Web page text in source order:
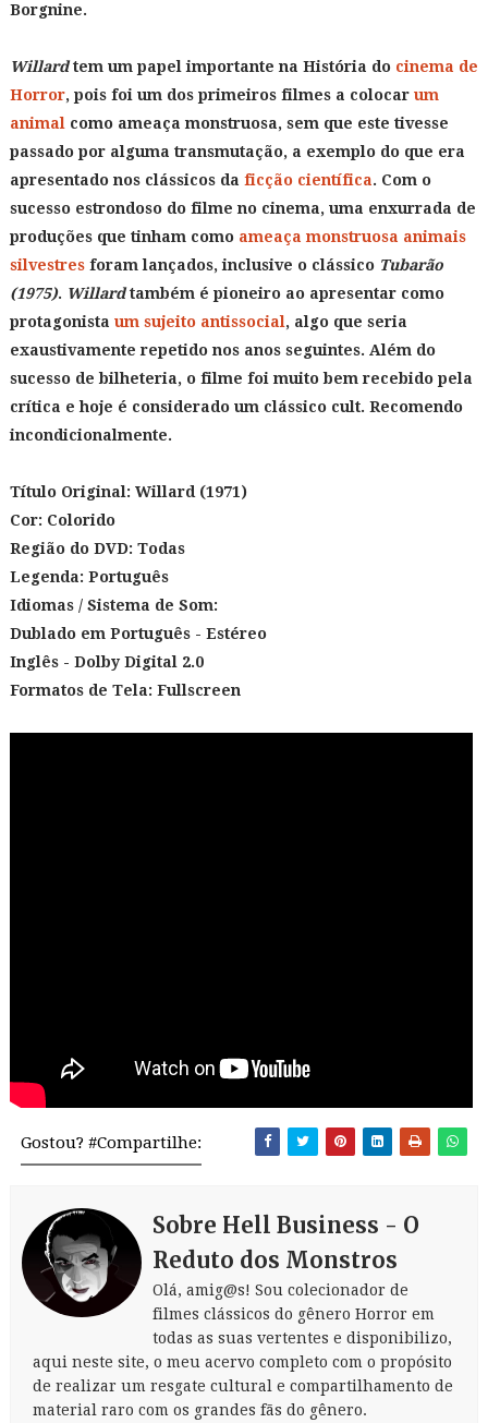
Borgnine.
Willardtem um papel importante na História do cinema de
Horror, pois foi um dos primeiros filmes a colocar um
animal como ameaça monstruosa, sem que este tivesse
passado por alguma transmutação, a exemplo do que era
apresentado nos clássicos da ficção científica. Com o
sucesso estrondoso do filme no cinema, uma enxurrada de
produções que tinham como ameaça monstruosa animais
silvestresforam lançados, inclusive o clássico Tubarão
(1975). Willardtambém é pioneiro ao apresentar como
protagonista um sujeito antissocial, algo que seria
exaustivamente repetido nos anos seguintes. Além do
sucesso de bilheteria, o filme foi muito bem recebido pela
crítica e hoje é considerado um clássico cult. Recomendo
incondicionalmente.
Título Original: Willard (1971)
Cor: Colorido
Região do DVD: Todas
Legenda: Português
Idiomas / Sistema de Som:
Dublado em Português- Estéreo
Inglês - Dolby Digital 2.0
Formatos de Tela: Fullscreen
Gostou? #Compartilhe:
Sobre Hell Business - O
Reduto dos Monstros
Olá, amig@s! Sou colecionador de
filmes clássicos do gênero Horror em
todas as suas vertentes e disponibilizo,
aqui neste site, o meu acervo completo com o propósito
de realizar um resgate cultural e compartilhamento de
material raro com os grandes fãs do gênero.